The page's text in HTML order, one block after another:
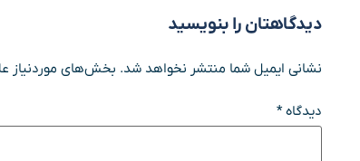
دیدگاهتان را بنویسید
نشانی ایمیل شما منتشر نخواهد شد. بخش‌های موردنیاز
دیدگاه*